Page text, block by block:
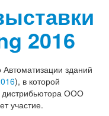
2016
зданий
), в которой
дистрибьютора ООО
участие.